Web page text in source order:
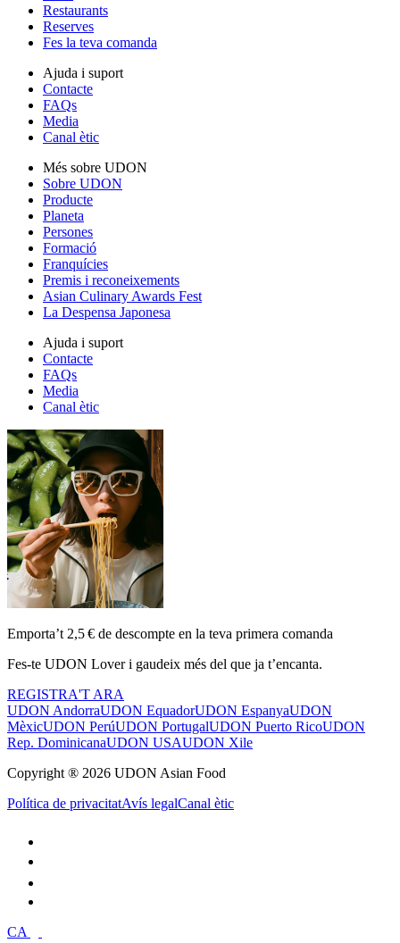
Restaurants
Reserves
Fes la teva comanda
Ajuda i suport
Contacte
FAQs
Media
Canal ètic
Més sobre UDON
Sobre UDON
Producte
Planeta
Persones
Formació
Franquícies
Premis i reconeixements
Asian Culinary Awards Fest
La Despensa Japonesa
Ajuda i suport
Contacte
FAQs
Media
Canal ètic
Emporta’t 2,5 € de descompte en la teva primera comanda
Fes-te UDON Lover i gaudeix més del que ja t’encanta.
REGISTRA'T ARA
UDON AndorraUDON EquadorUDON EspanyaUDON
MèxicUDON PerúUDON PortugalUDON Puerto RicoUDON
Rep. DominicanaUDON USAUDON Xile
Copyright ® 2026 UDON Asian Food
Política de privacitatAvís legalCanal ètic
CA